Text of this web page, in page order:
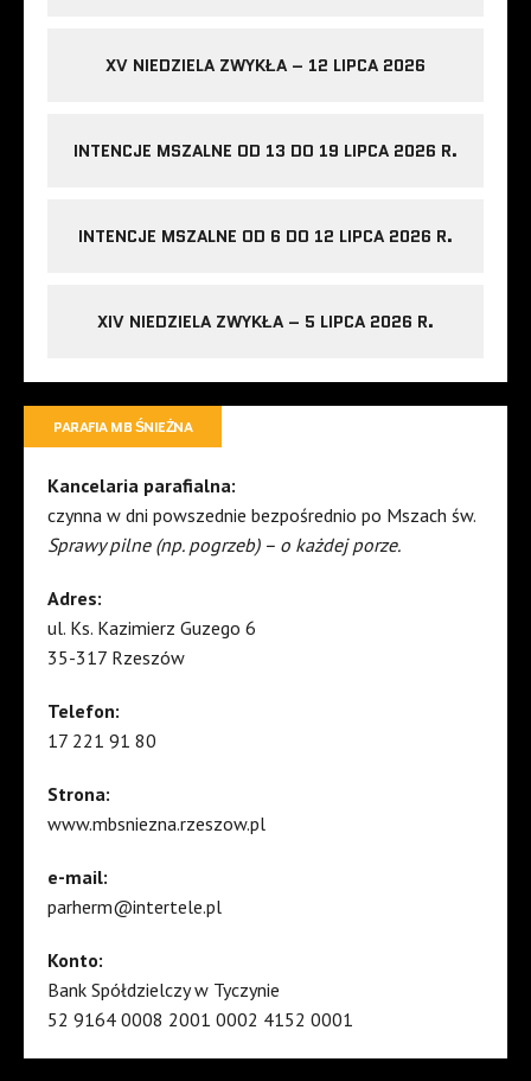
XV NIEDZIELA ZWYKŁA – 12 LIPCA 2026
INTENCJE MSZALNE OD 13 DO 19 LIPCA 2026 R.
INTENCJE MSZALNE OD 6 DO 12 LIPCA 2026 R.
XIV NIEDZIELA ZWYKŁA – 5 LIPCA 2026 R.
PARAFIA MB ŚNIEŻNA
Kancelaria parafialna:
czynna w dni powszednie bezpośrednio po Mszach św.
Sprawy pilne (np. pogrzeb) – o każdej porze.
Adres:
ul. Ks. Kazimierz Guzego 6
35-317 Rzeszów
Telefon:
17 221 91 80
Strona:
www.mbsniezna.rzeszow.pl
e-mail:
parherm@intertele.pl
Konto:
Bank Spółdzielczy w Tyczynie
52 9164 0008 2001 0002 4152 0001